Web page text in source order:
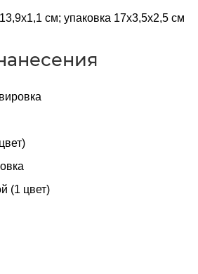
13,9х1,1 см; упаковка 17х3,5х2,5 см
(1 цвет)